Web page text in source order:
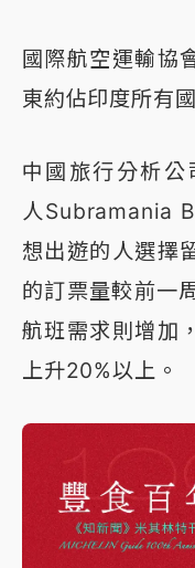
國際航空運輸協
東約佔印度所有
中國旅行分析
人Subramania
想出遊的人選擇
的訂票量較前一
航班需求則增加
上升20%以上。